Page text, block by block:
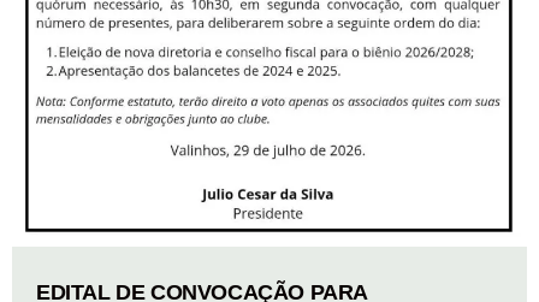
EDITAL DE CONVOCAÇÃO PARA